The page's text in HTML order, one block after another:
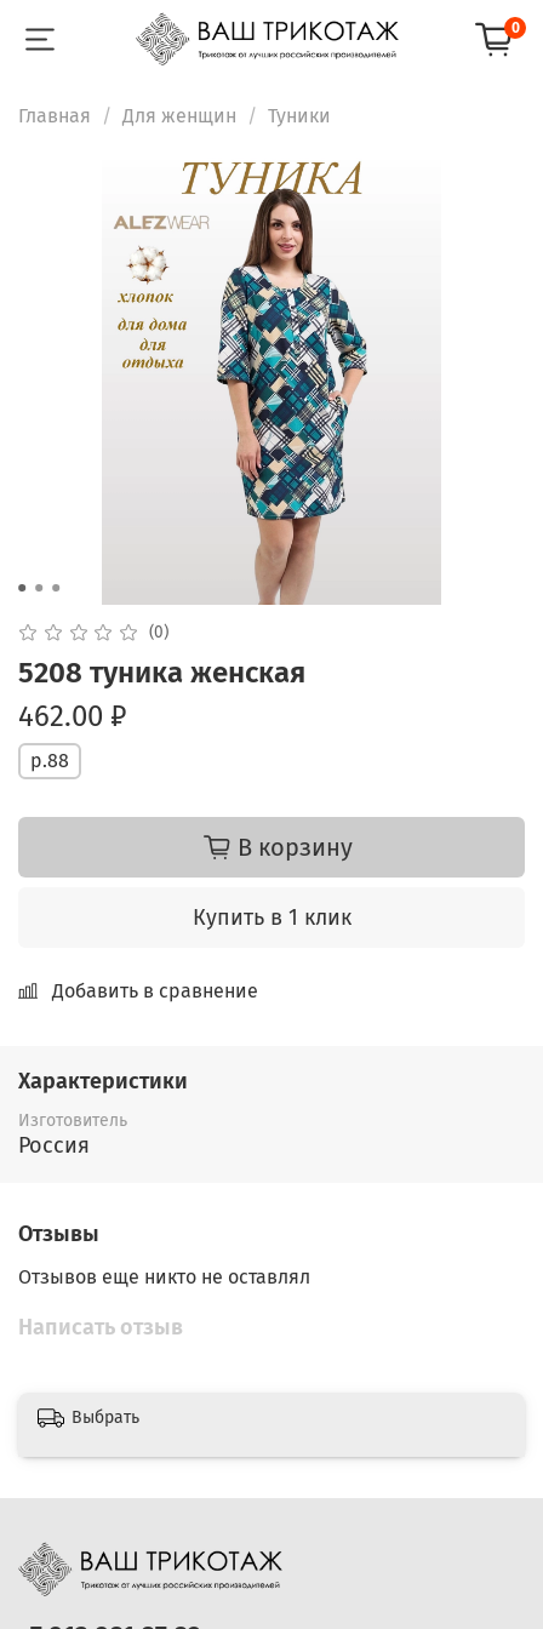
0
Главная Для женщин Туники
(0)
5208 туника женская
462.00 ₽
р.88
В корзину
Купить в 1 клик
Добавить в сравнение
Характеристики
Изготовитель
Россия
Отзывы
Отзывов еще никто не оставлял
Написать отзыв
Выбрать